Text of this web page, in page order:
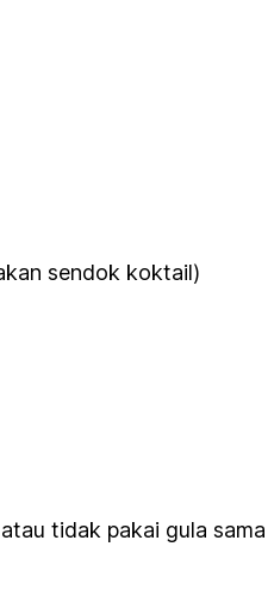
sendok koktail)
tidak pakai gula sama